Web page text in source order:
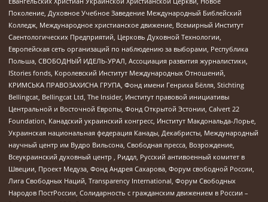
Поколение, Духовное Учебное Заведение Международный Библейский
Колледж, Международное христианское движение, Всемирный Институт
Саентологических Предприятий, Церковь Духовной Технологии,
Европейская сеть организаций по наблюдению за выборами, Республика
Польша, СВОБОДНЫЙ ИДЕЛЬ-УРАЛ, Ассоциация развития журналистики,
IStories fonds, Королевский Институт Международных Отношений,
КРИМСЬКА ПРАВОЗАХИСНА ГРУПА, Фонд имени Генриха Бёлля, Stichting
Bellingcat, Bellingcat Ltd, The Insider, Институт правовой инициативы
Центральной и Восточной Европы, Фонд Открытой Эстонии, Calvert 22
Foundation, Канадский украинский конгресс, Институт Макдональда-Лорье,
Украинская национальная федерация Канады, Декабристы, Международный
научный центр им Вудро Вильсона, Свободная пресса, Возрождение,
Всеукраинский духовный центр , Риддл, Русский антивоенный комитет в
Швеции, Проект Медуза, Фонд Андрея Сахарова, Форум свободной России,
Лига Свободных Наций, Transparеncy International, Форум Свободных
Народов ПостРоссии, Солидарность с гражданским движением в России –